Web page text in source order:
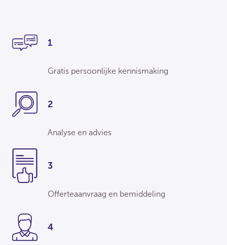
1
Gratis persoonlijke kennismaking
2
Analyse en advies
3
Offerteaanvraag en bemiddeling
4